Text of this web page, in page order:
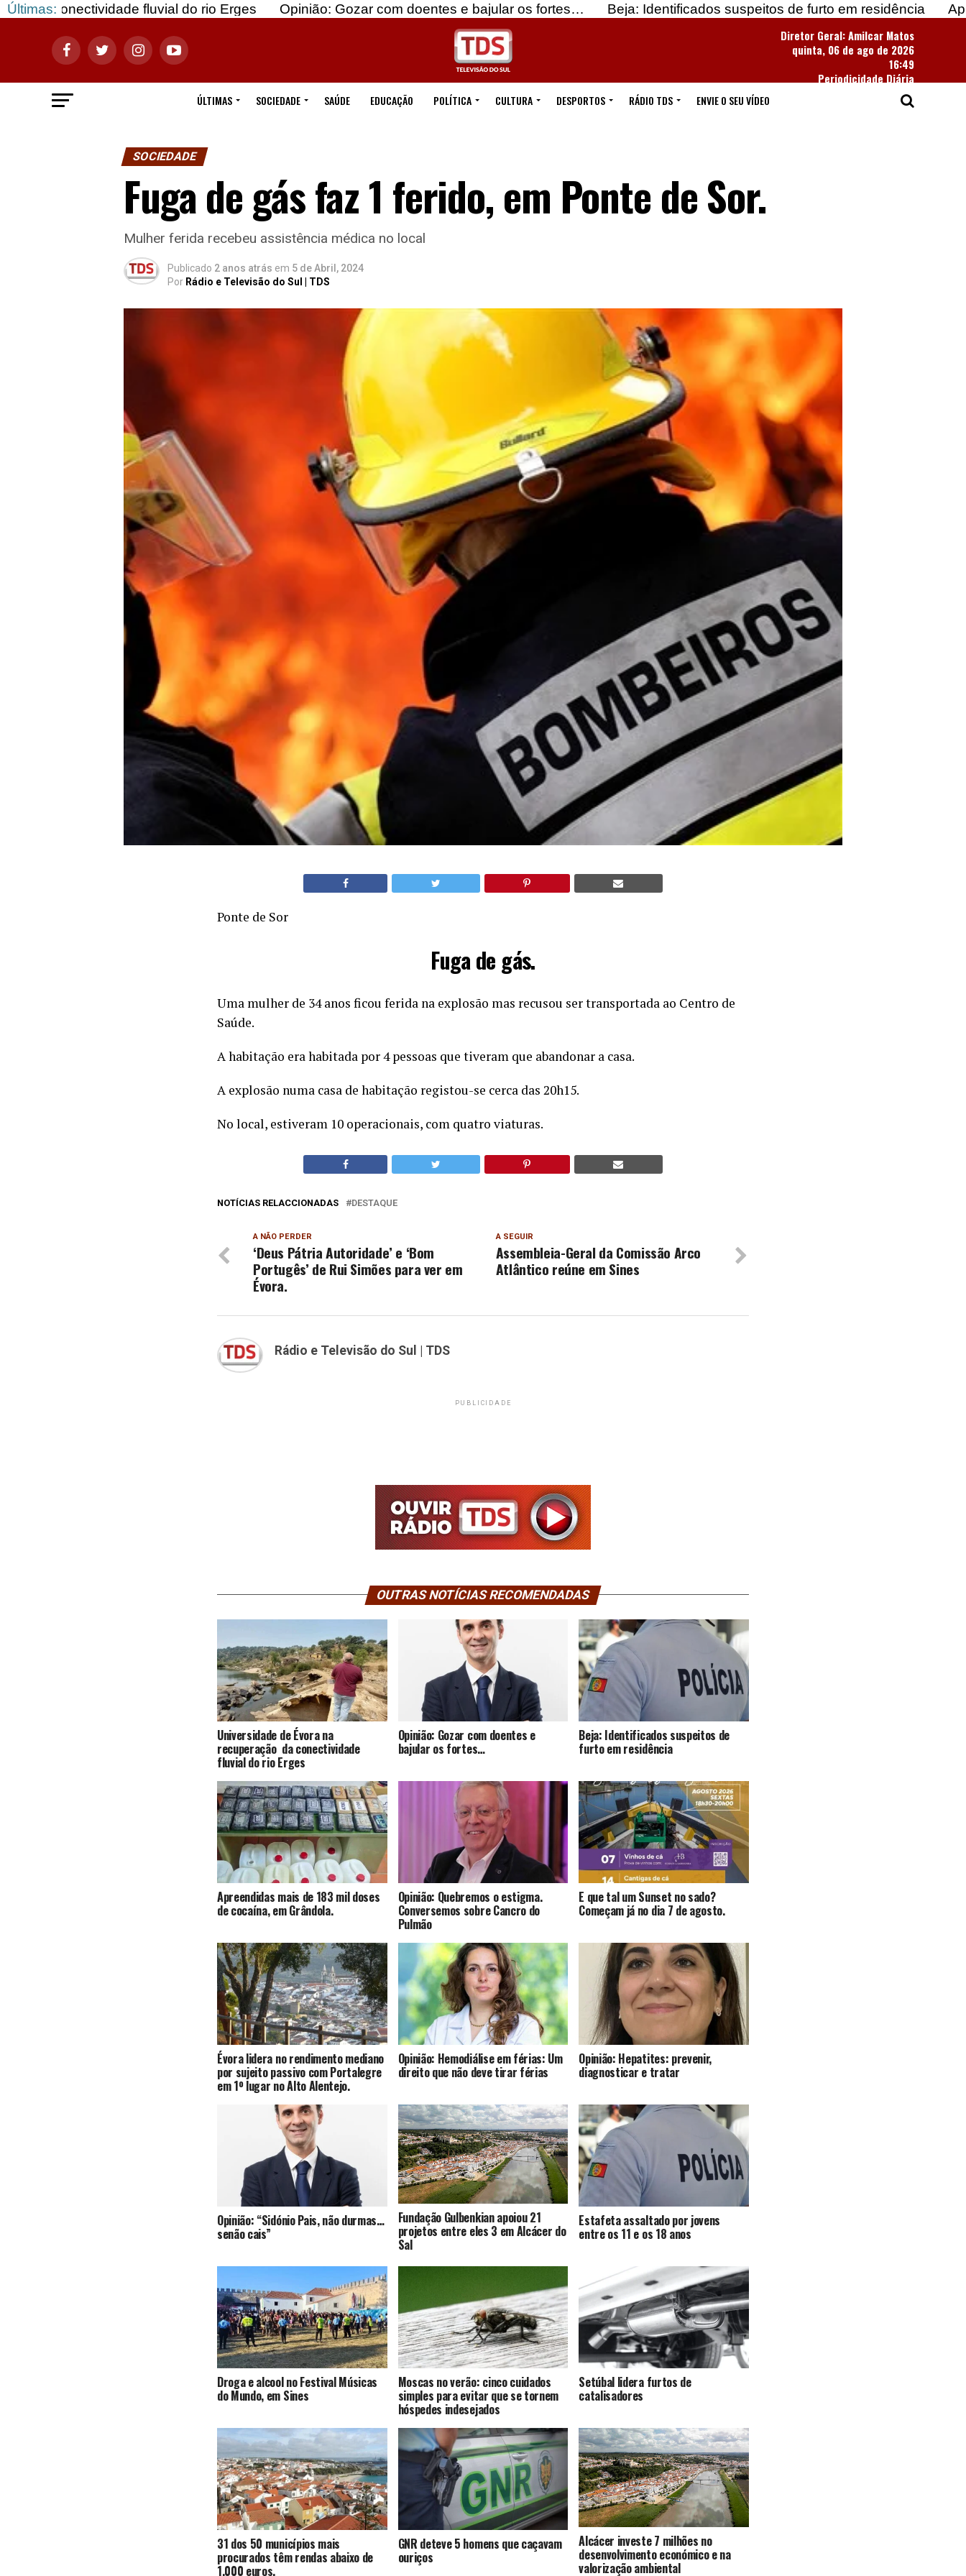
Últimas:fluvial do rio Erges Opinião: Gozar com doentes e bajular os fortes… Beja: Identificados suspeitos de furto em residência
Apreendidas
Diretor Geral: Amilcar Matos
quinta, 06 de ago de 2026
16:49
Periodicidade Diária
ÚLTIMAS
SOCIEDADE SAÚDE EDUCAÇÃO POLÍTICA CULTURA DESPORTOS RÁDIO TDS ENVIE O SEU VÍDEO
SOCIEDADE
Fuga de gás faz 1 ferido, em Ponte de Sor.
Mulher ferida recebeu assistência médica no local
Publicado 2 anos atrás em 5 de Abril, 2024
Por Rádio e Televisão do Sul | TDS
Ponte de Sor
Fuga de gás.
Uma mulher de 34 anos ficou ferida na explosão mas recusou ser transportada ao Centro de
Saúde.
A habitação era habitada por 4 pessoas que tiveram que abandonar a casa.
A explosão numa casa de habitação registou-se cerca das 20h15.
No local, estiveram 10 operacionais, com quatro viaturas.
NOTÍCIAS RELACCIONADAS DESTAQUE
A SEGUIR
Assembleia-Geral da Comissão Arco
Atlântico reúne em Sines
A NÃO PERDER
‘Deus Pátria Autoridade’ e ‘Bom
Portugês’ de Rui Simões para ver em
Évora.
Rádio e Televisão do Sul | TDS
PUBLICIDADE
OUTRAS NOTÍCIAS RECOMENDADAS
Universidade de Évora na
recuperação da conectividade
fluvial do rio Erges
Opinião: Gozar com doentes e
bajular os fortes…
Beja: Identificados suspeitos de
furto em residência
Apreendidas mais de 183 mil doses
de cocaína, em Grândola.
Opinião: Quebremos o estigma.
Conversemos sobre Cancro do
Pulmão
E que tal um Sunset no sado?
Começam já no dia 7 de agosto.
Évora lidera no rendimento mediano
por sujeito passivo com Portalegre
em 1º lugar no Alto Alentejo.
Opinião: Hemodiálise em férias: Um
direito que não deve tirar férias
Opinião: Hepatites: prevenir,
diagnosticar e tratar
Opinião: “Sidónio Pais, não durmas…
senão cais”
Fundação Gulbenkian apoiou 21
projetos entre eles 3 em Alcácer do
Sal
Estafeta assaltado por jovens
entre os 11 e os 18 anos
Droga e alcool no Festival Músicas
do Mundo, em Sines
Moscas no verão: cinco cuidados
simples para evitar que se tornem
hóspedes indesejados
Setúbal lidera furtos de
catalisadores
31 dos 50 municípios mais
procurados têm rendas abaixo de
1.000 euros.
GNR deteve 5 homens que caçavam
ouriços
Alcácer investe 7 milhões no
desenvolvimento económico e na
valorização ambiental